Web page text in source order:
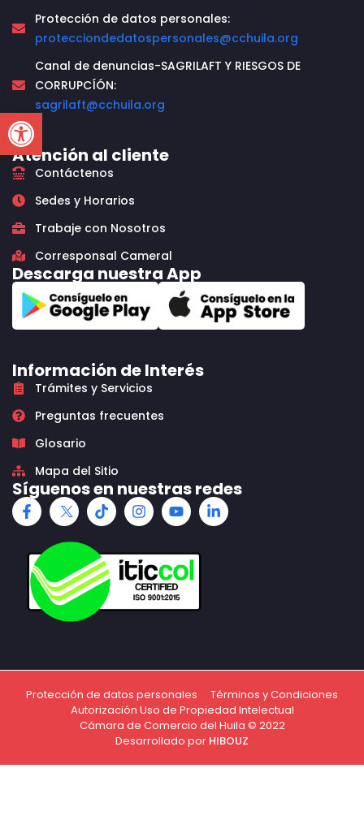
Open toolbar
Protección de datos personales:
protecciondedatospersonales@cchuila.org
Canal de denuncias-SAGRILAFT Y RIESGOS DE
CORRUPCÍÓN:
sagrilaft@cchuila.org
Atención al cliente
Contáctenos
Sedes y Horarios
Trabaje con Nosotros
Corresponsal Cameral
Descarga nuestra App
Información de Interés
Trámites y Servicios
Preguntas frecuentes
Glosario
Mapa del Sitio
Síguenos en nuestras redes
Protección de datos personales
Términos y Condiciones
Autorización Uso de Propiedad Intelectual
Cámara de Comercio del Huila © 2022
Desarrollado por HIBOUZ